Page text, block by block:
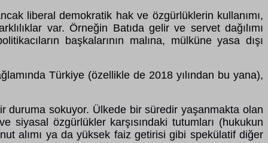
liberal demokratik hak ve özgürlüklerin kullanımı,
var. Örneğin Batıda gelir ve servet dağılımı
başkalarının malına, mülküne yasa dışı
Türkiye (özellikle de 2018 yılından bu yana),
duruma sokuyor. Ülkede bir süredir yaşanmakta olan
siyasal özgürlükler karşısındaki tutumları (hukukun
alımı ya da yüksek faiz getirisi gibi spekülatif diğer